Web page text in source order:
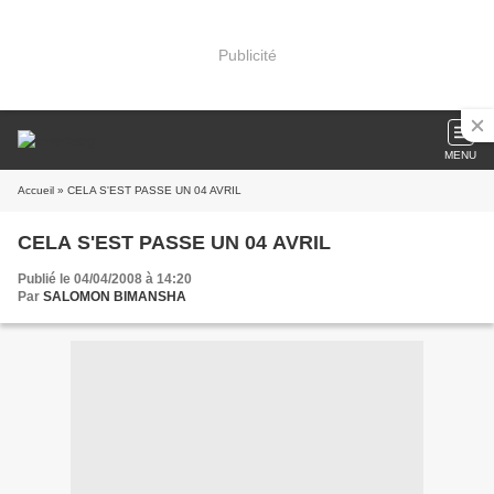
Publicité
MENU
Accueil » CELA S'EST PASSE UN 04 AVRIL
CELA S'EST PASSE UN 04 AVRIL
Publié le 04/04/2008 à 14:20
Par SALOMON BIMANSHA